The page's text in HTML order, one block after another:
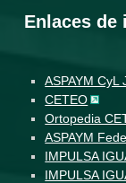
Enlaces de
ASPAYM CyL
CETEO
Ortopedia
ASPAYM
IMPULSA
IMPULSA